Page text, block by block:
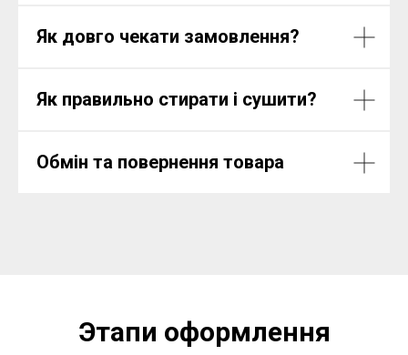
Як довго чекати замовлення?
Як правильно стирати і сушити?
Обмін та повернення товара
Этапи оформлення